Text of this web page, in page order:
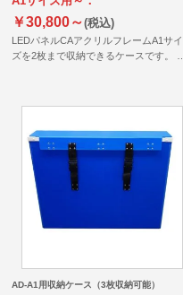
￥30,800～(税込)
LEDパネルCAアクリルフレームA1サイ
ズを2枚まで収納できるケースです。 …
AD-A1用収納ケース（3枚収納可能）